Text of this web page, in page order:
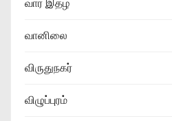
வானிலை
விருதுநகர்
விழுப்புரம்